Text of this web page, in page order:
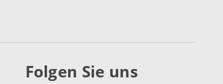
Folgen Sie uns